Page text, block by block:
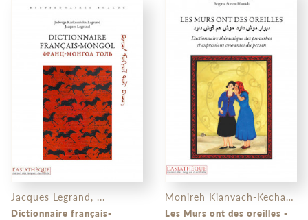
Jacques Legrand, ...
Dictionnaire français-
Monireh Kianvach-Kechavarzi, ...
Les Murs ont des oreilles -